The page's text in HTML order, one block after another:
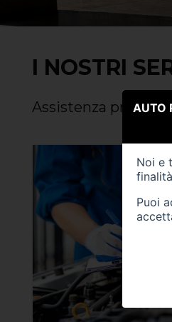
I NOSTRI
Assistenza AUTO
Noi e
Puoi